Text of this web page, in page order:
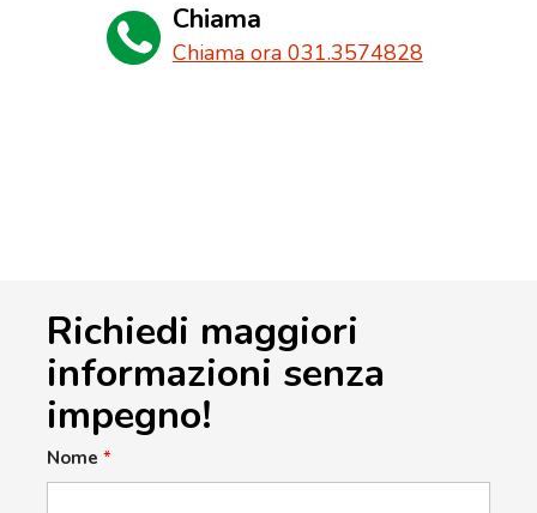
Chiama
Chiama ora 031.3574828
Richiedi maggiori
informazioni senza
impegno!
Nome *